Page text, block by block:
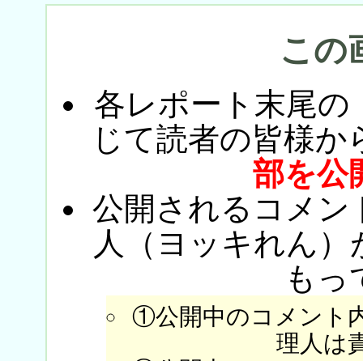
この
各レポート末尾の
じて読者の皆様か
部を公
公開されるコメン
人（ヨッキれん
もっ
①公開中のコメント
理人は